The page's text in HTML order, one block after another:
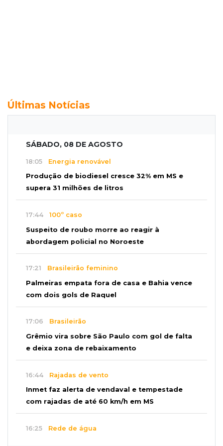
Últimas Notícias
SÁBADO, 08 DE AGOSTO
18:05 Energia renovável
Produção de biodiesel cresce 32% em MS e
supera 31 milhões de litros
17:44 100º caso
Suspeito de roubo morre ao reagir à
abordagem policial no Noroeste
17:21 Brasileirão feminino
Palmeiras empata fora de casa e Bahia vence
com dois gols de Raquel
17:06 Brasileirão
Grêmio vira sobre São Paulo com gol de falta
e deixa zona de rebaixamento
16:44 Rajadas de vento
Inmet faz alerta de vendaval e tempestade
com rajadas de até 60 km/h em MS
16:25 Rede de água